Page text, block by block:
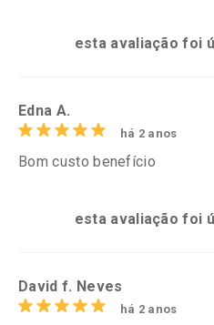
esta avaliação foi
Edna A.
há 2 anos
Bom custo benefício
esta avaliação foi
David f. Neves
há 2 anos